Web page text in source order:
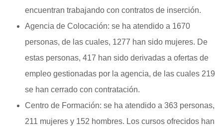
encuentran trabajando con contratos de inserción.
Agencia de Colocación: se ha atendido a 1670
personas, de las cuales, 1277 han sido mujeres. De
estas personas, 417 han sido derivadas a ofertas de
empleo gestionadas por la agencia, de las cuales 219
se han cerrado con contratación.
Centro de Formación: se ha atendido a 363 personas,
211 mujeres y 152 hombres. Los cursos ofrecidos han